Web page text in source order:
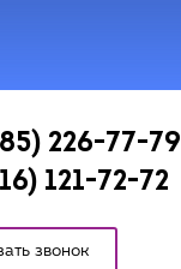
226-77-79
121-72-72
звонок